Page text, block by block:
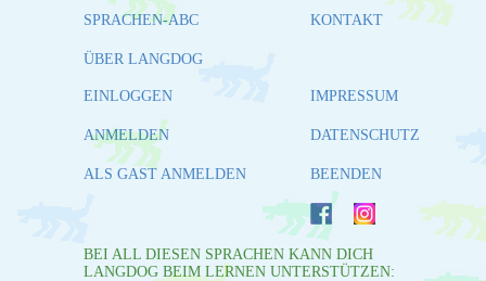
SPRACHEN-ABC
ÜBER LANGDOG
KONTAKT
EINLOGGEN
ANMELDEN
ALS GAST ANMELDEN
IMPRESSUM
DATENSCHUTZ
BEENDEN
BEI ALL DIESEN SPRACHEN KANN DICH
LANGDOG BEIM LERNEN UNTERSTÜTZEN: